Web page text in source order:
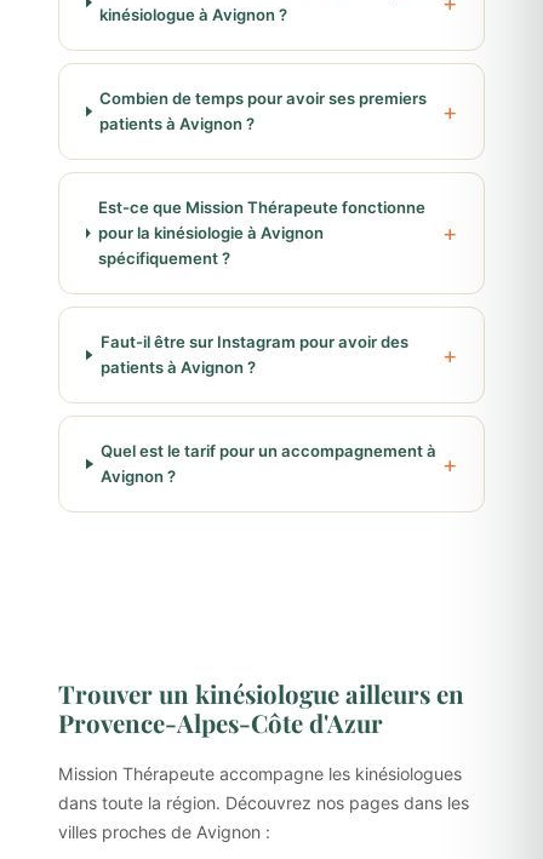
kinésiologue à Avignon ?
Combien de temps pour avoir ses premiers
patients à Avignon ?
Est-ce que Mission Thérapeute fonctionne
pour la kinésiologie à Avignon
spécifiquement ?
Faut-il être sur Instagram pour avoir des
patients à Avignon ?
Quel est le tarif pour un accompagnement à
Avignon ?
Trouver un kinésiologue ailleurs en
Provence-Alpes-Côte d'Azur
Mission Thérapeute accompagne les kinésiologues
dans toute la région. Découvrez nos pages dans les
villes proches de Avignon :